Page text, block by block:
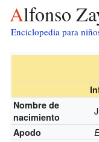
Alfonso
Enciclopedia para
Nombre de
nacimiento
Apodo